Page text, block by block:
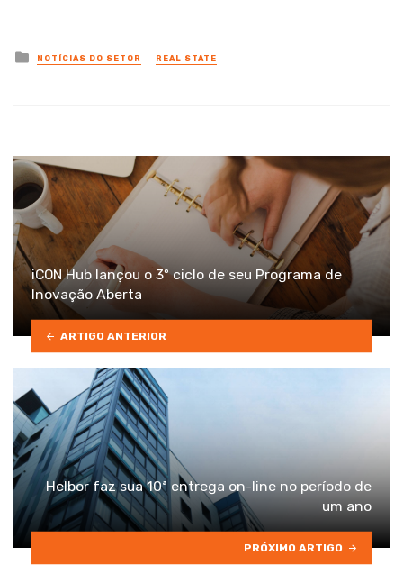
Posted
in
NOTÍCIAS DO SETOR REAL STATE
iCON Hub lançou o 3º ciclo de seu Programa de
Inovação Aberta
ARTIGO ANTERIOR
Helbor faz sua 10ª entrega on-line no período de
um ano
PRÓXIMO ARTIGO